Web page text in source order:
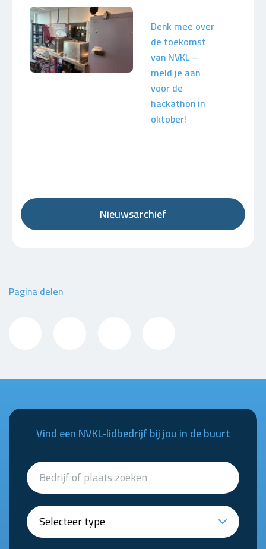
Denk mee over
de toekomst
van NVKL –
meld je aan
voor de
hackathon in
oktober!
Nieuwsarchief
Pagina delen
Vind een NVKL-lidbedrijf bij jou in de buurt